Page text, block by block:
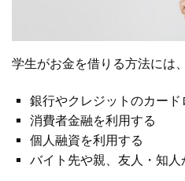
学生がお金を借りる方法には
銀行やクレジットのカー
消費者金融を利用する
個人融資を利用する
バイト先や親、友人・知人